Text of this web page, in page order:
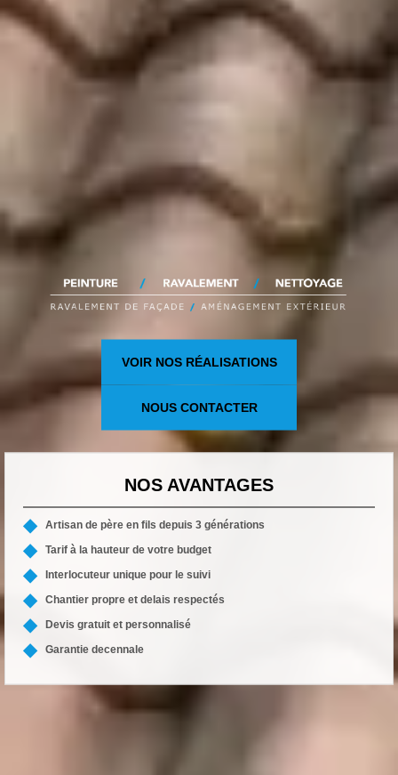
VOIR NOS RÉALISATIONS
NOUS CONTACTER
NOS AVANTAGES
Artisan de père en fils depuis 3 générations
Tarif à la hauteur de votre budget
Interlocuteur unique pour le suivi
Chantier propre et delais respectés
Devis gratuit et personnalisé
Garantie decennale